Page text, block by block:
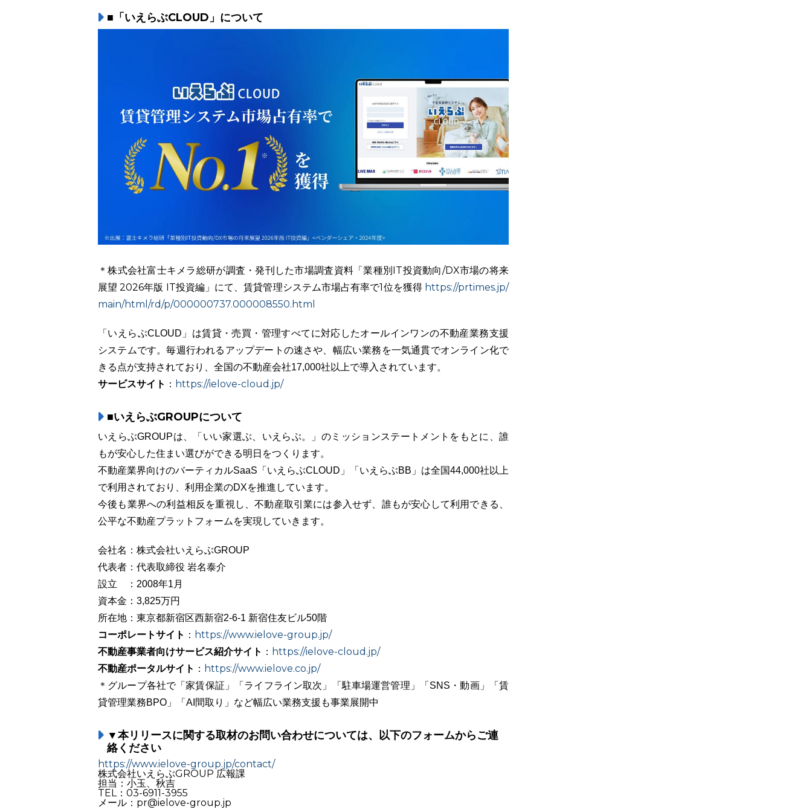
■「いえらぶCLOUD」について
＊株式会社富士キメラ総研が調査・発刊した市場調査資料「業種別IT投資動向/DX市場の将来
展望 2026年版 IT投資編」にて、賃貸管理システム市場占有率で1位を獲得 https://prtimes.jp/
main/html/rd/p/000000737.000008550.html
「いえらぶCLOUD」は賃貸・売買・管理すべてに対応したオールインワンの不動産業務支援
システムです。毎週行われるアップデートの速さや、幅広い業務を一気通貫でオンライン化で
きる点が支持されており、全国の不動産会社17,000社以上で導入されています。
サービスサイト ： https://ielove-cloud.jp/
■いえらぶGROUPについて
いえらぶGROUPは、「いい家選ぶ、いえらぶ。」のミッションステートメントをもとに、誰
もが安心した住まい選びができる明日をつくります。
不動産業界向けのバーティカルSaaS「いえらぶCLOUD」「いえらぶBB」は全国44,000社以上
で利用されており、利用企業のDXを推進しています。
今後も業界への利益相反を重視し、不動産取引業には参入せず、誰もが安心して利用できる、
公平な不動産プラットフォームを実現していきます。
会社名：株式会社いえらぶGROUP
代表者：代表取締役 岩名泰介
設立 ：2008年1月
資本金：3,825万円
所在地：東京都新宿区西新宿2-6-1 新宿住友ビル50階
コーポレートサイト ： https://www.ielove-group.jp/
不動産事業者向けサービス紹介サイト ： https://ielove-cloud.jp/
不動産ポータルサイト ： https://www.ielove.co.jp/
＊グループ各社で「家賃保証」「ライフライン取次」「駐車場運営管理」「SNS・動画」「賃
貸管理業務BPO」「AI間取り」など幅広い業務支援も事業展開中
▼本リリースに関する取材のお問い合わせについては、以下のフォームからご連
絡ください
https://www.ielove-group.jp/contact/
株式会社いえらぶGROUP 広報課
担当：小玉、秋吉
TEL：03-6911-3955
メール：pr@ielove-group.jp